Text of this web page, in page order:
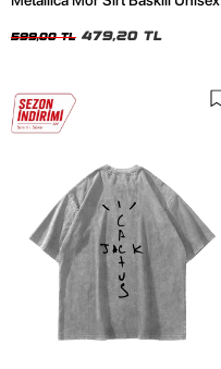
599,00 TL 479,20 TL